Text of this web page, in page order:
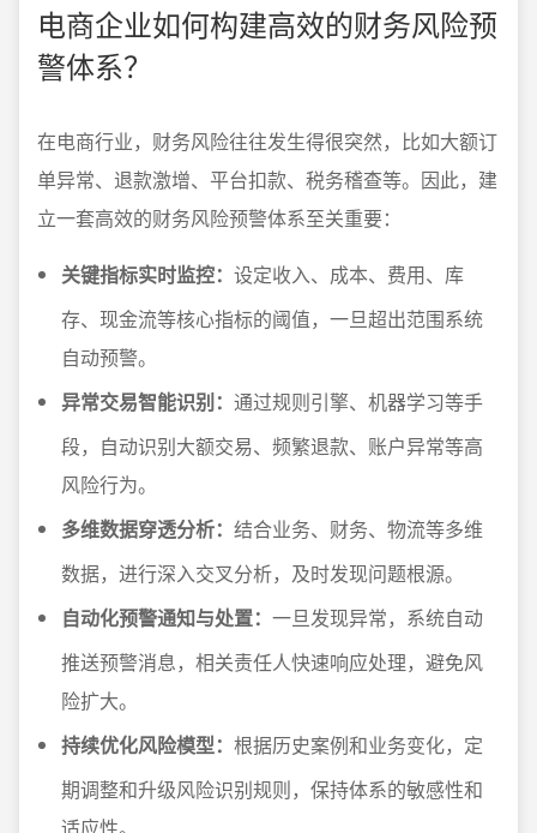
电商企业如何构建高效的财务风险预
警体系？
在电商行业，财务风险往往发生得很突然，比如大额订
单异常、退款激增、平台扣款、税务稽查等。因此，建
立一套高效的财务风险预警体系至关重要：
关键指标实时监控： 设定收入、成本、费用、库
存、现金流等核心指标的阈值，一旦超出范围系统
自动预警。
异常交易智能识别： 通过规则引擎、机器学习等手
段，自动识别大额交易、频繁退款、账户异常等高
风险行为。
多维数据穿透分析： 结合业务、财务、物流等多维
数据，进行深入交叉分析，及时发现问题根源。
自动化预警通知与处置： 一旦发现异常，系统自动
推送预警消息，相关责任人快速响应处理，避免风
险扩大。
持续优化风险模型： 根据历史案例和业务变化，定
期调整和升级风险识别规则，保持体系的敏感性和